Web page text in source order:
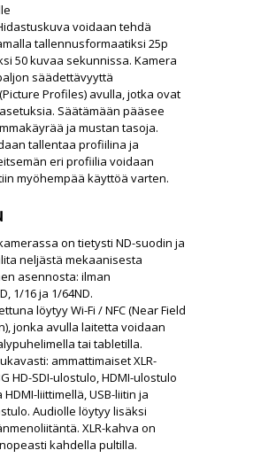
voidaan tehdä
tallennusformaatiksi 25p
50 kuvaa sekunnissa. Kamera
säädettävyyttä
Profiles) avulla, jotka ovat
Säätämään pääsee
ja mustan tasoja.
tallentaa profiilina ja
eri profiilia voidaan
myöhempää käyttöä varten.
on tietysti ND-suodin ja
neljästä mekaanisesta
asennosta: ilman
1/16 ja 1/64ND.
löytyy Wi-Fi / NFC (Near Field
jonka avulla laitetta voidaan
tai tabletilla.
ammattimaiset XLR-
HD-SDI-ulostulo, HDMI-ulostulo
liittimellä, USB-liitin ja
Audiolle löytyy lisäksi
XLR-kahva on
kahdella pultilla.